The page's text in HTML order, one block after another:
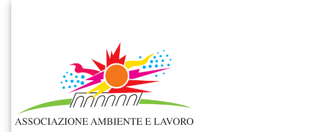
Questo sito web utilizza i cookie per migliorare la tua esperienza di navigazione. Utilizzando il nostro sito
web acconsenti a tutti i cookie in conformità con la nostra policy per i cookie.
Accetta tutti Non accetto Chiudi